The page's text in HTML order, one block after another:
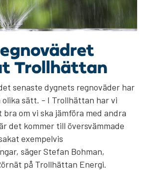
Trollhättan
senaste dygnets regnoväder har
olika sätt. - I Trollhättan har vi
om vi ska jämföra med andra
det kommer till översvämmade
exempelvis
säger Stefan Bohman,
på Trollhättan Energi.